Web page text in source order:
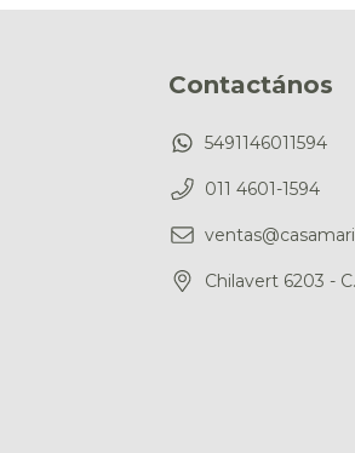
Contactános
5491146011594
011 4601-1594
Chilavert 6203 -